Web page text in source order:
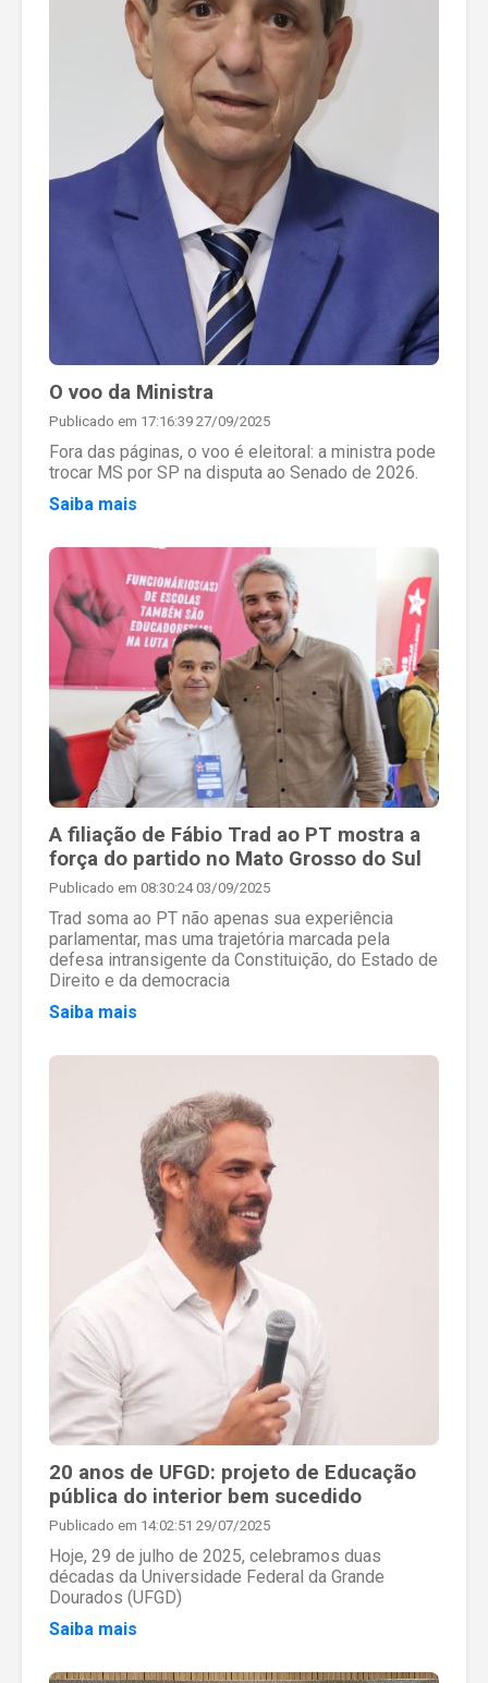
O voo da Ministra
Publicado em 17:16:39 27/09/2025
Fora das páginas, o voo é eleitoral: a ministra pode
trocar MS por SP na disputa ao Senado de 2026.
Saiba mais
A filiação de Fábio Trad ao PT mostra a
força do partido no Mato Grosso do Sul
Publicado em 08:30:24 03/09/2025
Trad soma ao PT não apenas sua experiência
parlamentar, mas uma trajetória marcada pela
defesa intransigente da Constituição, do Estado de
Direito e da democracia
Saiba mais
20 anos de UFGD: projeto de Educação
pública do interior bem sucedido
Publicado em 14:02:51 29/07/2025
Hoje, 29 de julho de 2025, celebramos duas
décadas da Universidade Federal da Grande
Dourados (UFGD)
Saiba mais